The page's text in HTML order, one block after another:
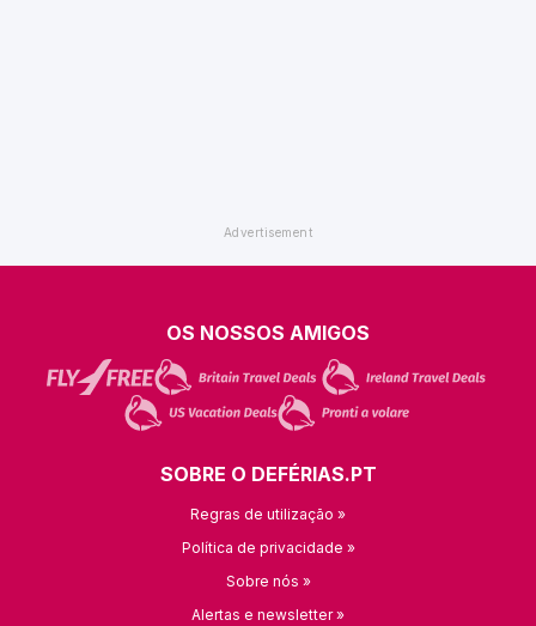
OS NOSSOS AMIGOS
SOBRE O DEFÉRIAS.PT
Regras de utilização »
Política de privacidade »
Sobre nós »
Alertas e newsletter »